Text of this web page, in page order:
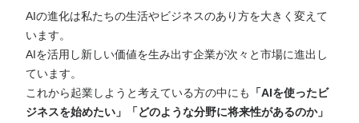
AIの進化は私たちの生活やビジネスのあり方を大きく変えて
います。
AIを活用し新しい価値を生み出す企業が次々と市場に進出し
ています。
これから起業しようと考えている方の中にも
「AIを使ったビ
ジネスを始めたい」「どのような分野に将来性があるのか」